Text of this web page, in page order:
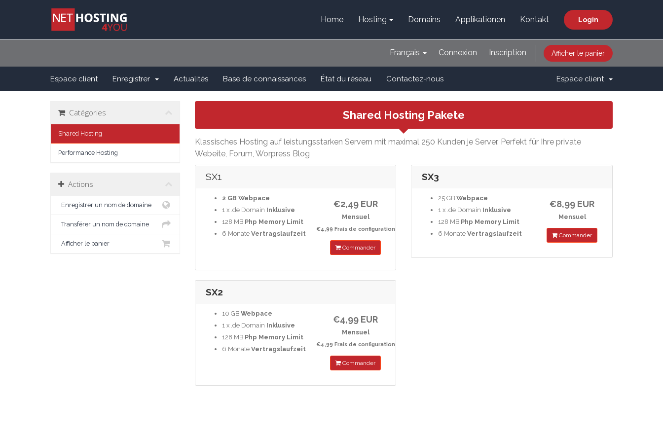
Login
Home Hosting Domains Applikationen Kontakt
Français Connexion Inscription Afficher le panier
Espace client Enregistrer Actualités Base de connaissances État du réseau Contactez-nous Espace client
Shared Hosting Pakete
Klassisches Hosting auf leistungsstarken Servern mit maximal 250 Kunden je Server. Perfekt für Ihre private
Webeite, Forum, Worpress Blog
Catégories
Shared Hosting
Performance Hosting
Actions
Enregistrer un nom de domaine
Transférer un nom de domaine
Afficher le panier
SX1
2 GB Webpace
1 x .de Domain Inklusive
128 MB Php Memory Limit
6 Monate Vertragslaufzeit
€2,49 EUR
Mensuel
€4,99 Frais de configuration
Commander
SX3
25 GBWebpace
1 x .de Domain Inklusive
128 MB Php Memory Limit
6 MonateVertragslaufzeit
€8,99 EUR
Mensuel
Commander
SX2
10 GB Webpace
1 x .de Domain Inklusive
128 MB Php Memory Limit
6 Monate Vertragslaufzeit
€4,99 EUR
Mensuel
€4,99 Frais de configuration
Commander